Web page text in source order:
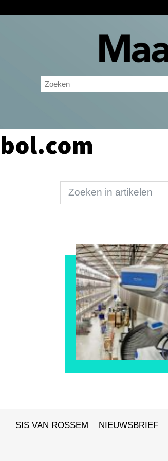
bol.com
SIS VAN ROSSEM NIEUWSBRIEF